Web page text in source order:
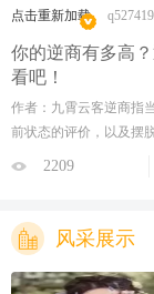
点击重新加载
你的逆商有多高
看吧！
作者：九霄云客逆商指
前状态的评价，以及摆
2209
风采展示